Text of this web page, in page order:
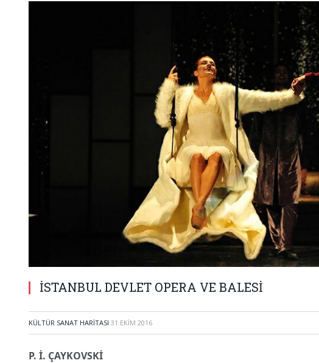
İSTANBUL DEVLET OPERA VE BALESİ
KÜLTÜR SANAT HARITASI 31 EKIM 2016
P. İ. ÇAYKOVSKİ